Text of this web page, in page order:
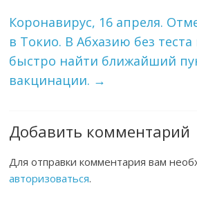
Коронавирус, 16 апреля.
в Токио. В Абхазию без
быстро найти ближайший
вакцинации. →
Добавить комментарий
Для отправки комментария вам
авторизоваться.